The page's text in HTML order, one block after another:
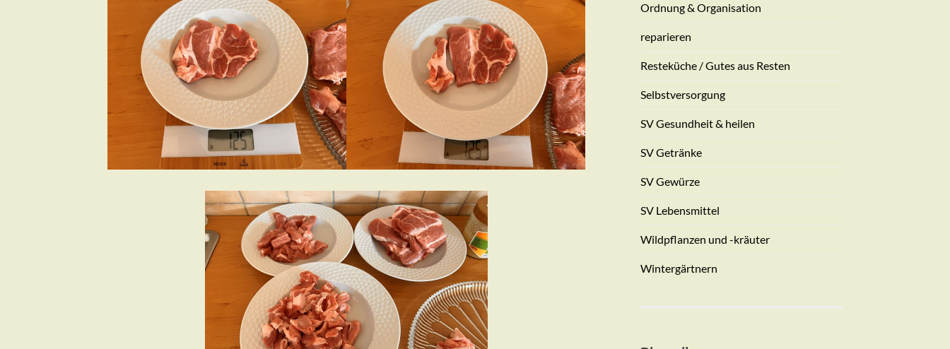
Ordnung & Organisation
reparieren
Resteküche / Gutes aus Resten
Selbstversorgung
SV Gesundheit & heilen
SV Getränke
SV Gewürze
SV Lebensmittel
Wildpflanzen und -kräuter
Wintergärtnern